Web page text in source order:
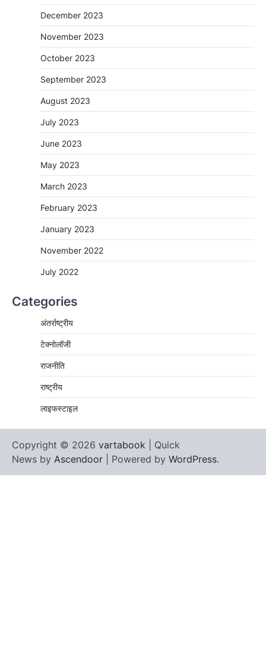
December 2023
November 2023
October 2023
September 2023
August 2023
July 2023
June 2023
May 2023
March 2023
February 2023
January 2023
November 2022
July 2022
Categories
अंतर्राष्ट्रीय
टेक्नोलॉजी
राजनीति
राष्ट्रीय
लाइफस्टाइल
Copyright © 2026 vartabook | Quick
News by Ascendoor | Powered by WordPress.